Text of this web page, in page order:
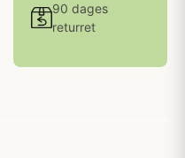
90 dages
returret